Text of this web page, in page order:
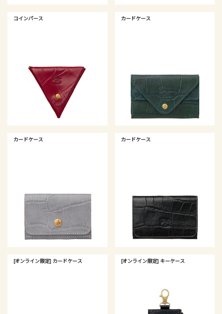
コインパース カードケース
カードケース カードケース
[オンライン限定] カードケース [オンライン限定] キーケース